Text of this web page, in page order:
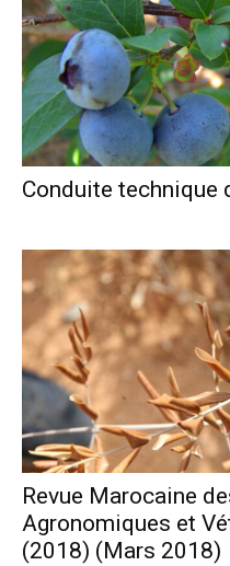
Conduite technique
Revue Marocaine
Agronomiques et
(2018) (Mars 2018)